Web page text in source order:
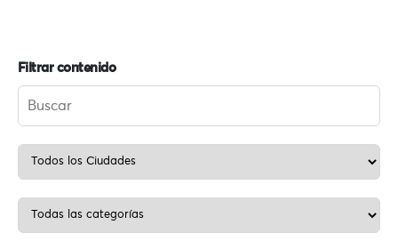
Filtrar contenido